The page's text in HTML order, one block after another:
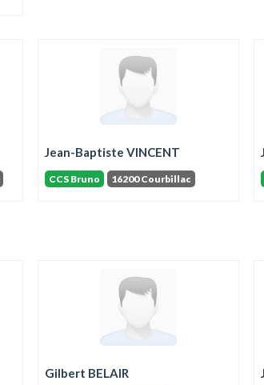
Jean-Baptiste VINCENT
CCS Bruno 16200 Courbillac
Gilbert BELAIR